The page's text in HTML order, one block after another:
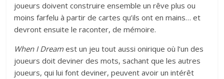
joueurs doivent construire ensemble un rêve plus ou
moins farfelu à partir de cartes qu’ils ont en mains… et
devront ensuite le raconter, de mémoire.
When I Dream est un jeu tout aussi onirique où l’un des
joueurs doit deviner des mots, sachant que les autres
joueurs, qui lui font deviner, peuvent avoir un intérêt